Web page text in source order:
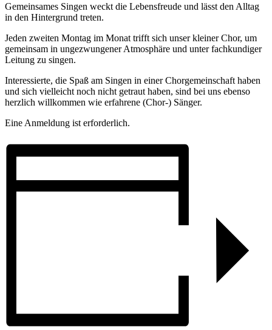
Gemeinsames Singen weckt die Lebensfreude und lässt den Alltag
in den Hintergrund treten.
Jeden zweiten Montag im Monat trifft sich unser kleiner Chor, um
gemeinsam in ungezwungener Atmosphäre und unter fachkundiger
Leitung zu singen.
Interessierte, die Spaß am Singen in einer Chorgemeinschaft haben
und sich vielleicht noch nicht getraut haben, sind bei uns ebenso
herzlich willkommen wie erfahrene (Chor-) Sänger.
Eine Anmeldung ist erforderlich.